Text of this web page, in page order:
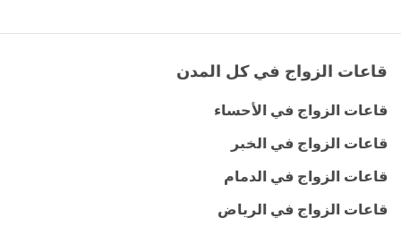
قاعات الزواج في كل المدن
قاعات الزواج في الأحساء
قاعات الزواج في الخبر
قاعات الزواج في الدمام
قاعات الزواج في الرياض